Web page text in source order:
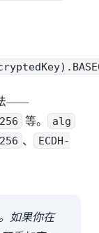
法——
等。 alg
、
ECDH-
如果你在